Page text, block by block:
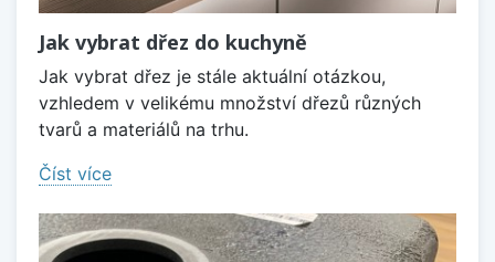
Jak vybrat dřez do kuchyně
Jak vybrat dřez je stále aktuální otázkou,
vzhledem v velikému množství dřezů různých
tvarů a materiálů na trhu.
Číst více